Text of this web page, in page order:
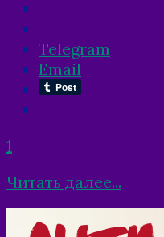
Telegram
Email
1
Читать далее...